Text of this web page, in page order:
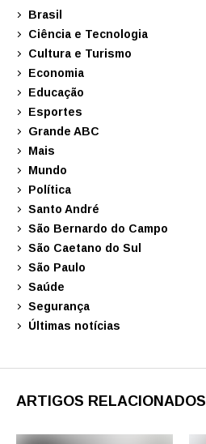
Brasil
Ciência e Tecnologia
Cultura e Turismo
Economia
Educação
Esportes
Grande ABC
Mais
Mundo
Política
Santo André
São Bernardo do Campo
São Caetano do Sul
São Paulo
Saúde
Segurança
Últimas notícias
ARTIGOS RELACIONADOS